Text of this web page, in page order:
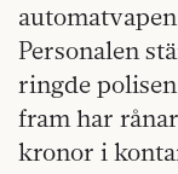
Personalen
ringde
fram har
kronor i